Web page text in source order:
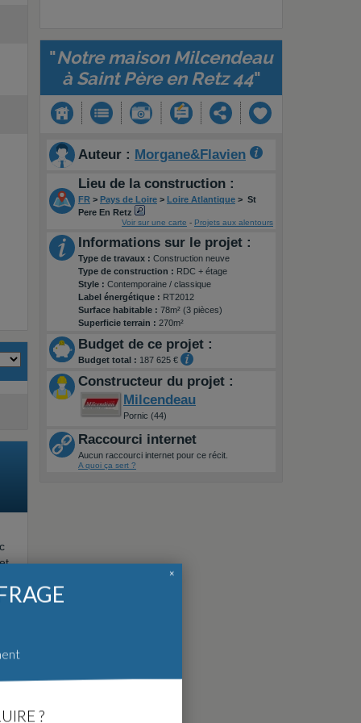
"Notre maison Milcendeau
à Saint Père en Retz 44"
Auteur : Morgane&Flavien
Lieu de la construction :
FR > Pays de Loire > Loire Atlantique > St
Pere En Retz
Voir sur une carte - Projets aux alentours
Informations sur le projet :
Type de travaux : Construction neuve
Type de construction : RDC + étage
Style : Contemporaine / classique
Label énergétique : RT2012
Surface habitable : 78m² (3 pièces)
Superficie terrain : 270m²
Budget de ce projet :
Budget total : 187 625 €
Constructeur du projet :
Milcendeau
Pornic (44)
Raccourci internet
Aucun raccourci internet pour ce récit.
A quoi ça sert ?
?
×